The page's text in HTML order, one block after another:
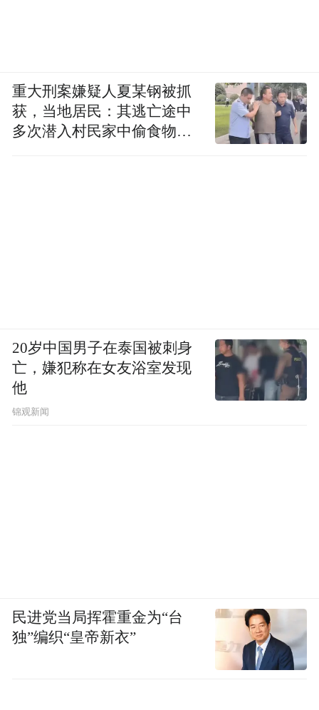
仿佛给皮肤加了一层“磨皮滤镜”。
重大刑案嫌疑人夏某钢被抓
获，当地居民：其逃亡途中
多次潜入村民家中偷食物被
20岁中国男子在泰国被刺身
亡，嫌犯称在女友浴室发现
他
锦观新闻
民进党当局挥霍重金为“台
独”编织“皇帝新衣”